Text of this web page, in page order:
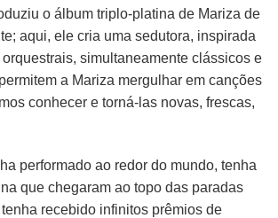
o álbum triplo-platina de Mariza de
aqui, ele cria uma sedutora, inspirada
simultaneamente clássicos e
a Mariza mergulhar em canções
conhecer e torná-las novas, frescas,
performado ao redor do mundo, tenha
que chegaram ao topo das paradas
recebido infinitos prêmios de